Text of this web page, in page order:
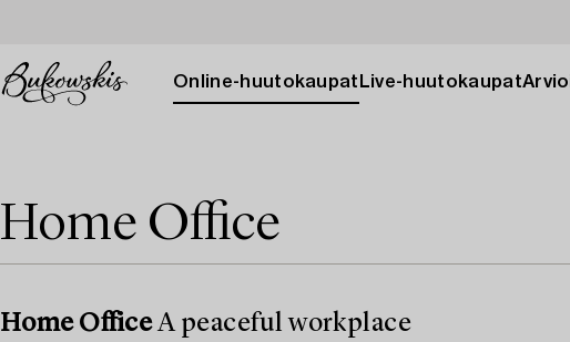
Online-huutokaupat Live-huutokaupat
Home Office
Home OfficeA peaceful workplace